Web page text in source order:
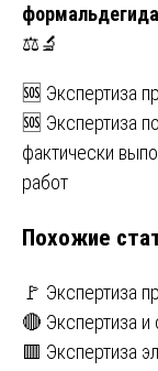
формальдегида
⚖️🔬
Навигация
по
записям
🆘 Экспертиза
🆘 Экспертиза
фактически
работ
Похожие
🚩 Экспертиза
🔴 Экспертиза
🟥 Экспертиза